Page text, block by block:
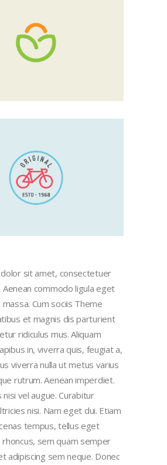
sit amet, consectetuer
Aenean commodo ligula eget
Cum sociis Theme
et magnis dis parturient
ridiculus mus. Aliquam
in, viverra quis, feugiat a,
viverra nulla ut metus varius
rutrum. Aenean imperdiet.
nisi vel augue. Curabitur
nisi. Nam eget dui. Etiam
tempus, tellus eget
sem quam semper
adipiscing sem neque. Donec